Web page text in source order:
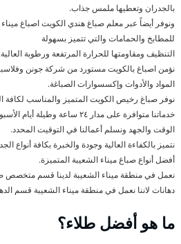
بالجدران وتعطيها ملمس جذاب.
ونوفر أيضاً عبر معلم صباغ هندي الكويت اصباغ
للمطابخ والحمامات والتي تتميز بسهولة
التنظيف ومقاومتها للحرارة المرتفعة ورطوبة العالية.
نؤمن اصباغ بالكويت مستورد من شركة جونن
المواد والأدوات وإكسسوارات الصباغة.
نوفر صباغ رخيص الكويت المتميز والمناسب لكافة
خدماتنا متوافرة على مدار ٢٤
الوقت والجهد ونسلم أعمالنا في التوقيت المحدد.
نتميز بالكفاءة العالية وجودة والخبرة بكافة أنواع
أفضل أنواع صباغ ميناء الشعيبة المتميزة.
نعمل في منطقة ميناء الشعيبة لدينا قسم متخصص
دهانات لاننا نعمل في منطقة ميناء الشعيبة قسم
ما هو أفضل طلاء؟